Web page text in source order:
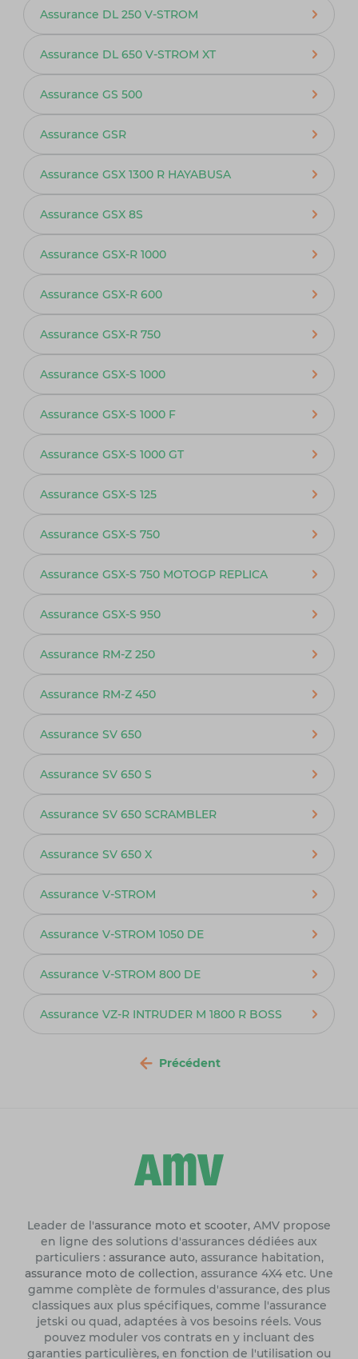
Assurance DL 250 V-STROM
Assurance DL 650 V-STROM XT
Assurance GS 500
Assurance GSR
Assurance GSX 1300 R HAYABUSA
Assurance GSX 8S
Assurance GSX-R 1000
Assurance GSX-R 600
Assurance GSX-R 750
Assurance GSX-S 1000
Assurance GSX-S 1000 F
Assurance GSX-S 1000 GT
Assurance GSX-S 125
Assurance GSX-S 750
Assurance GSX-S 750 MOTOGP REPLICA
Assurance GSX-S 950
Assurance RM-Z 250
Assurance RM-Z 450
Assurance SV 650
Assurance SV 650 S
Assurance SV 650 SCRAMBLER
Assurance SV 650 X
Assurance V-STROM
Assurance V-STROM 1050 DE
Assurance V-STROM 800 DE
Assurance VZ-R INTRUDER M 1800 R BOSS
Précédent
Leader de l'assurance moto et scooter, AMV propose
en ligne des solutions d'assurances dédiées aux
particuliers : assurance auto, assurance habitation,
assurance moto de collection, assurance 4X4 etc. Une
gamme complète de formules d'assurance, des plus
classiques aux plus spécifiques, comme l'assurance
jetski ou quad, adaptées à vos besoins réels. Vous
pouvez moduler vos contrats en y incluant des
garanties particulières, en fonction de l'utilisation ou